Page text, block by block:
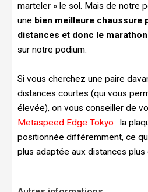
marteler » le sol. Mais de notre
une bien meilleure chaussure
distances et donc le
sur notre podium.
Si vous cherchez une paire
distances courtes (qui vous
élevée), on vous conseiller de
Metaspeed Edge Tokyo : la
positionnée différemment, ce
plus adaptée aux distances plus